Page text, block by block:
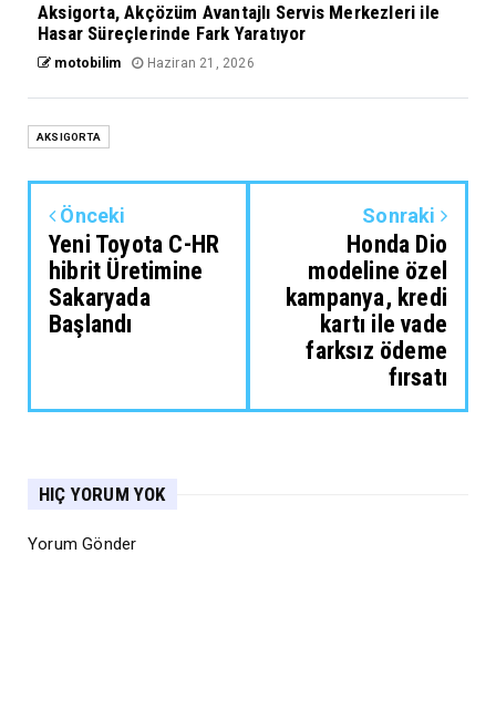
Aksigorta, Akçözüm Avantajlı Servis Merkezleri ile
Hasar Süreçlerinde Fark Yaratıyor
motobilim Haziran 21, 2026
AKSIGORTA
Önceki
Yeni Toyota C-HR
hibrit Üretimine
Sakaryada
Başlandı
Sonraki
Honda Dio
modeline özel
kampanya, kredi
kartı ile vade
farksız ödeme
fırsatı
HIÇ YORUM YOK
Yorum Gönder